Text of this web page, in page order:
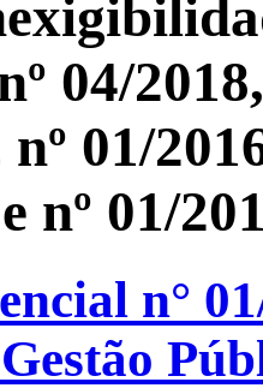
04/
01/
nº 01/
n°